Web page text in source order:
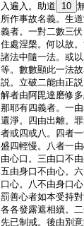
入遍入。助道
10
所作事故名義。生
義者。一對二數三
住處涅槃。何以故
諸法中隨一法。或
等。數數顯此一法
説。立破二能由正
解者由阿毘達磨修
那耶有四義者。一
還淨。四由出離。
者或四或八。四者
盛四輕慢。八者一
由心口。三由口不
五由身口不由心。
口心。八不由身口
罰善心者如本受持
各各發露遮相續。
先已制戒。後由別